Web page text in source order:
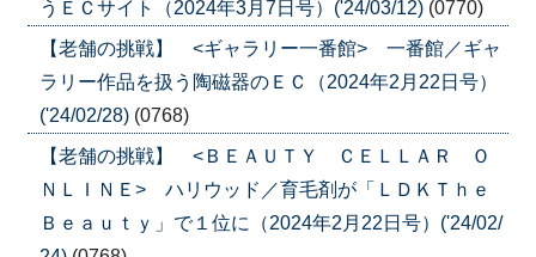
うＥＣサイト（2024年3月7日号）('24/03/12) (0770)
【老舗の挑戦】 <ギャラリー一番館> 一番館／ギャ
ラリー作品を扱う陶磁器のＥＣ（2024年2月22日号）
('24/02/28) (0768)
【老舗の挑戦】 <ＢＥＡＵＴＹ ＣＥＬＬＡＲ Ｏ
ＮＬＩＮＥ> ハリウッド／育毛剤が「ＬＤＫＴｈｅ
Ｂｅａｕｔｙ」で１位に（2024年2月22日号）('24/02/